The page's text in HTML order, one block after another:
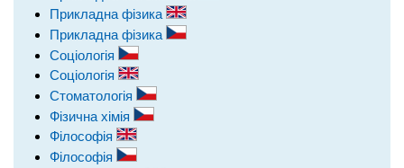
Прикладна фізика
Прикладна фізика
Соціологія
Соціологія
Стоматологія
Фізична хімія
Філософія
Філософія